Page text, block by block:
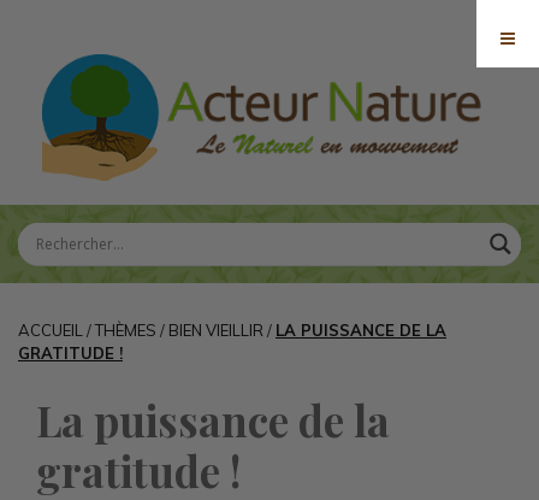
ACCUEIL /THÈMES / BIEN VIEILLIR / LA PUISSANCE DE LA
GRATITUDE !
La puissance de la
gratitude !